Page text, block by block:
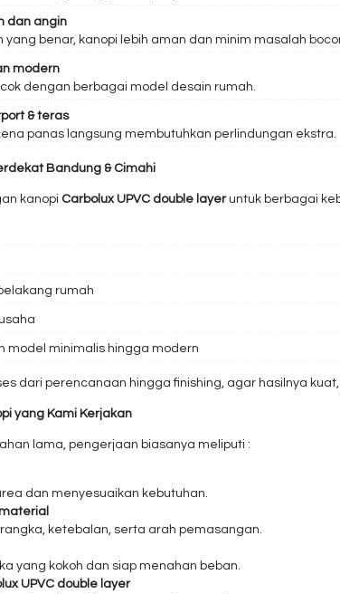
dan angin
benar, kanopi lebih aman dan minim masalah
modern
dengan berbagai model desain rumah.
& teras
panas langsung membutuhkan perlindungan ekstra.
Bandung & Cimahi
kanopi Carbolux UPVC double layeruntuk berbagai
rumah
model minimalis hingga modern
dari perencanaan hingga finishing, agar hasilnya kuat,
yang Kami Kerjakan
lama, pengerjaan biasanya meliputi :
dan menyesuaikan kebutuhan.
ketebalan, serta arah pemasangan.
yang kokoh dan siap menahan beban.
UPVC double layer